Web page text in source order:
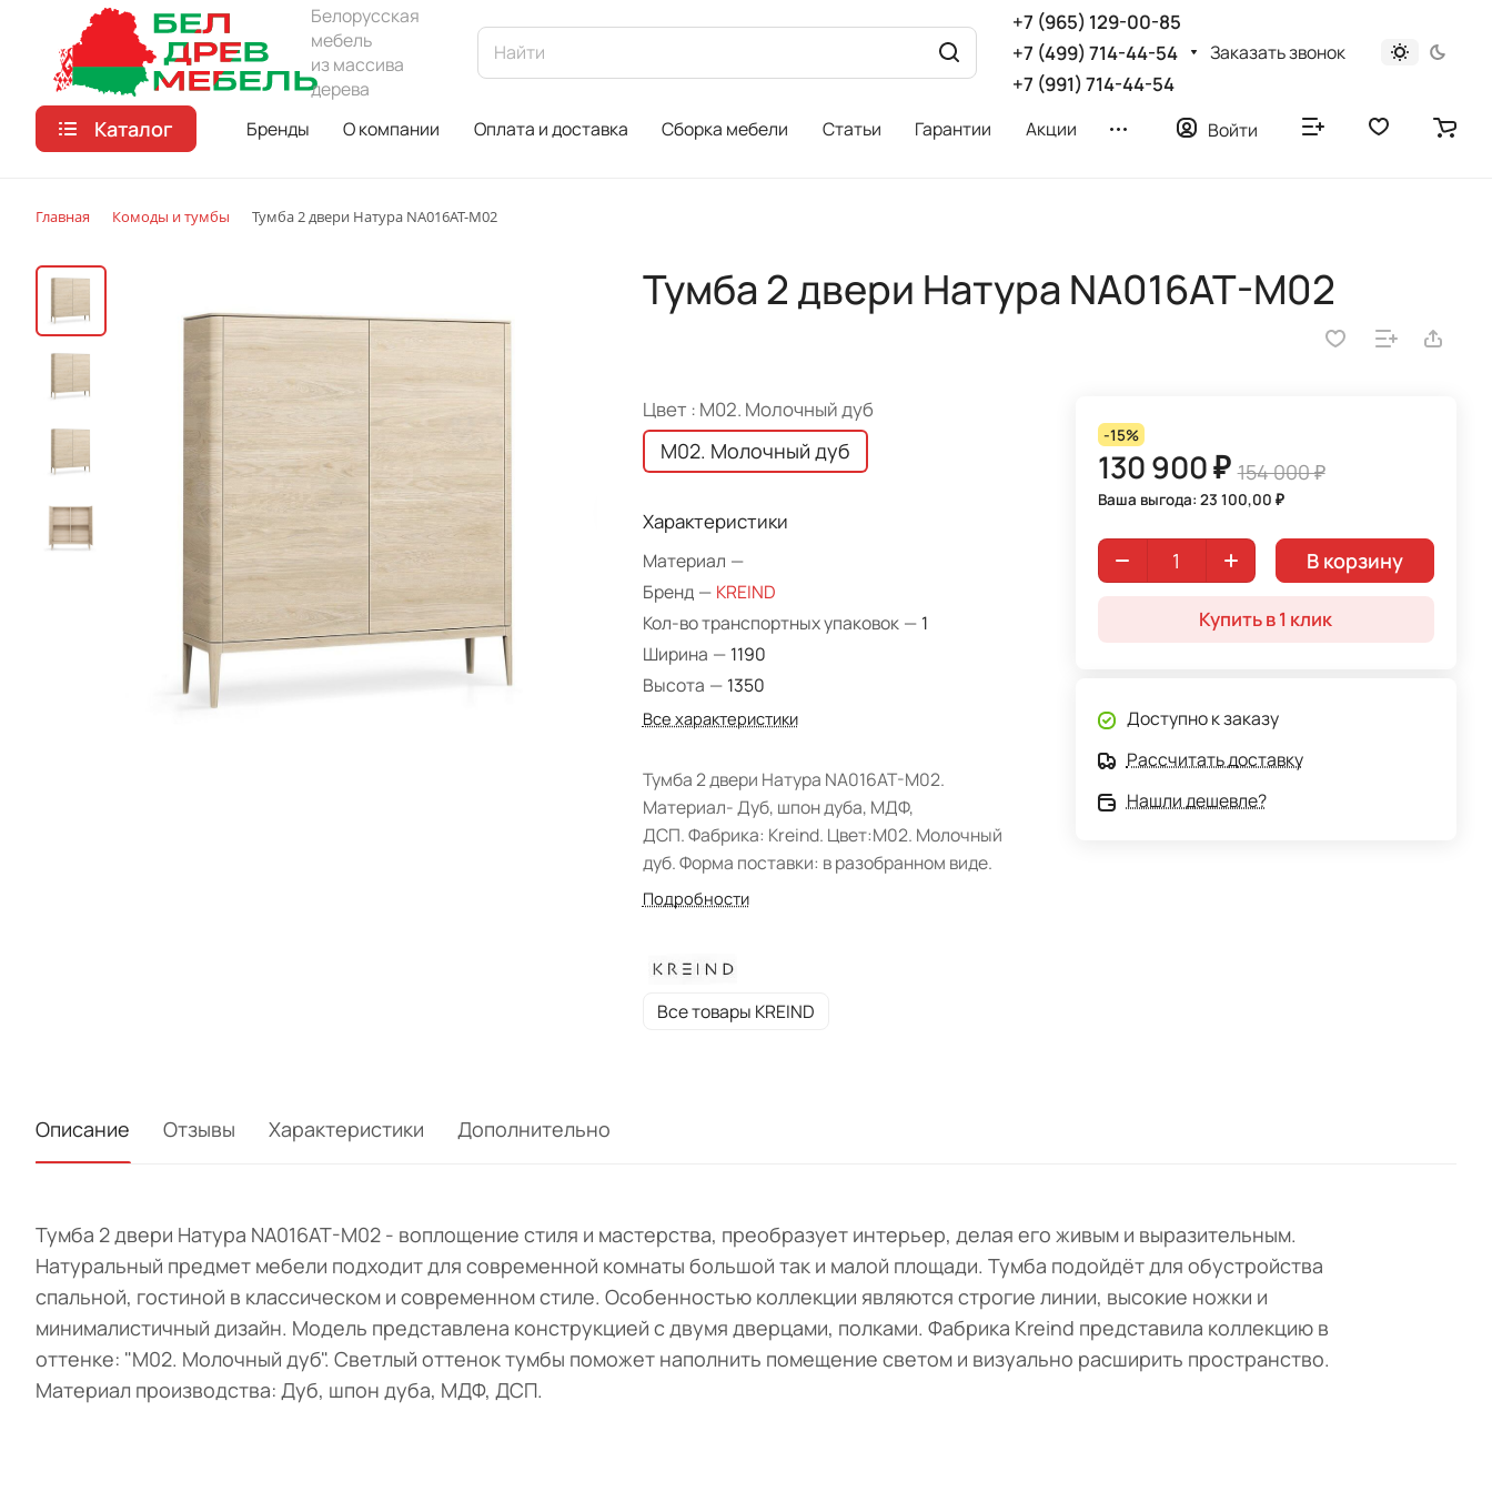
Белорусская
мебель
из массива
дерева
+7 (965) 129-00-85
+7 (499) 714-44-54
+7 (991) 714-44-54
Заказать звонок
Каталог Бренды О компании Оплата и доставка Сборка мебели Статьи Гарантии Акции Войти
Главная Комоды и тумбы Тумба 2 двери Натура NA016AT-M02
Тумба 2 двери Натура NA016AT-M02
Цвет : M02. Молочный дуб
M02. Молочный дуб
Характеристики
Материал —
Бренд — KREIND
Кол-во транспортных упаковок — 1
Ширина — 1190
Высота — 1350
Все характеристики
Тумба 2 двери Натура NA016AT-M02.
Материал- Дуб, шпон дуба, МДФ,
ДСП. Фабрика: Kreind. Цвет:M02. Молочный
дуб. Форма поставки: в разобранном виде.
Подробности
Все товары KREIND
-15%
130 900 ₽ 154 000 ₽
Ваша выгода: 23 100,00 ₽
В корзину
Купить в 1 клик
Доступно к заказу
Рассчитать доставку
Нашли дешевле?
Описание Отзывы Характеристики Дополнительно
Тумба 2 двери Натура NA016AT-M02 - воплощение стиля и мастерства, преобразует интерьер, делая его живым и выразительным.
Натуральный предмет мебели подходит для современной комнаты большой так и малой площади. Тумба подойдёт для обустройства
спальной, гостиной в классическом и современном стиле. Особенностью коллекции являются строгие линии, высокие ножки и
минималистичный дизайн. Модель представлена конструкцией с двумя дверцами, полками. Фабрика Kreind представила коллекцию в
оттенке: "M02. Молочный дуб". Светлый оттенок тумбы поможет наполнить помещение светом и визуально расширить пространство.
Материал производства: Дуб, шпон дуба, МДФ, ДСП.